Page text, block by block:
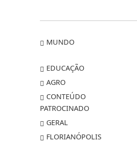
MUNDO
EDUCAÇÃO
AGRO
CONTEÚDO
PATROCINADO
GERAL
FLORIANÓPOLIS